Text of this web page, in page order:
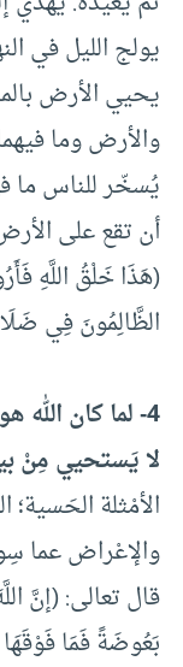
يولج الليل في
يحيي الأرض
والأرض وما
يُسخّر للناس ما
أن تقع على
(هَذَا خَلْقُ اللَّهِ
الظَّالِمُونَ فِي
4- لما كان
لا يَستحيي مِنْ
الأمْثلة
والإعْراض عما
قال تعالى: (إنَّ
بَعُوضَةً فَمَا فَوْقَهَا